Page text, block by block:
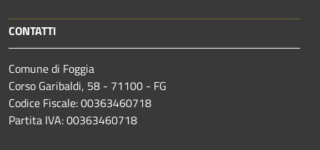
CONTATTI
Comune di Foggia
Corso Garibaldi, 58 - 71100 - FG
Codice Fiscale: 00363460718
Partita IVA: 00363460718